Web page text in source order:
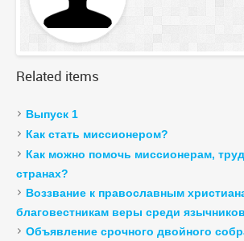
Related items
Выпуск 1
Как стать миссионером?
Как можно помочь миссионерам,
странах?
Воззвание к православным
благовестникам веры среди
Объявление срочного двойного